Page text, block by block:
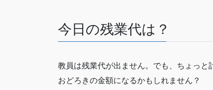
今日の残業代は？
教員は残業代が出ません。でも、ちょっと
おどろきの金額になるかもしれません？